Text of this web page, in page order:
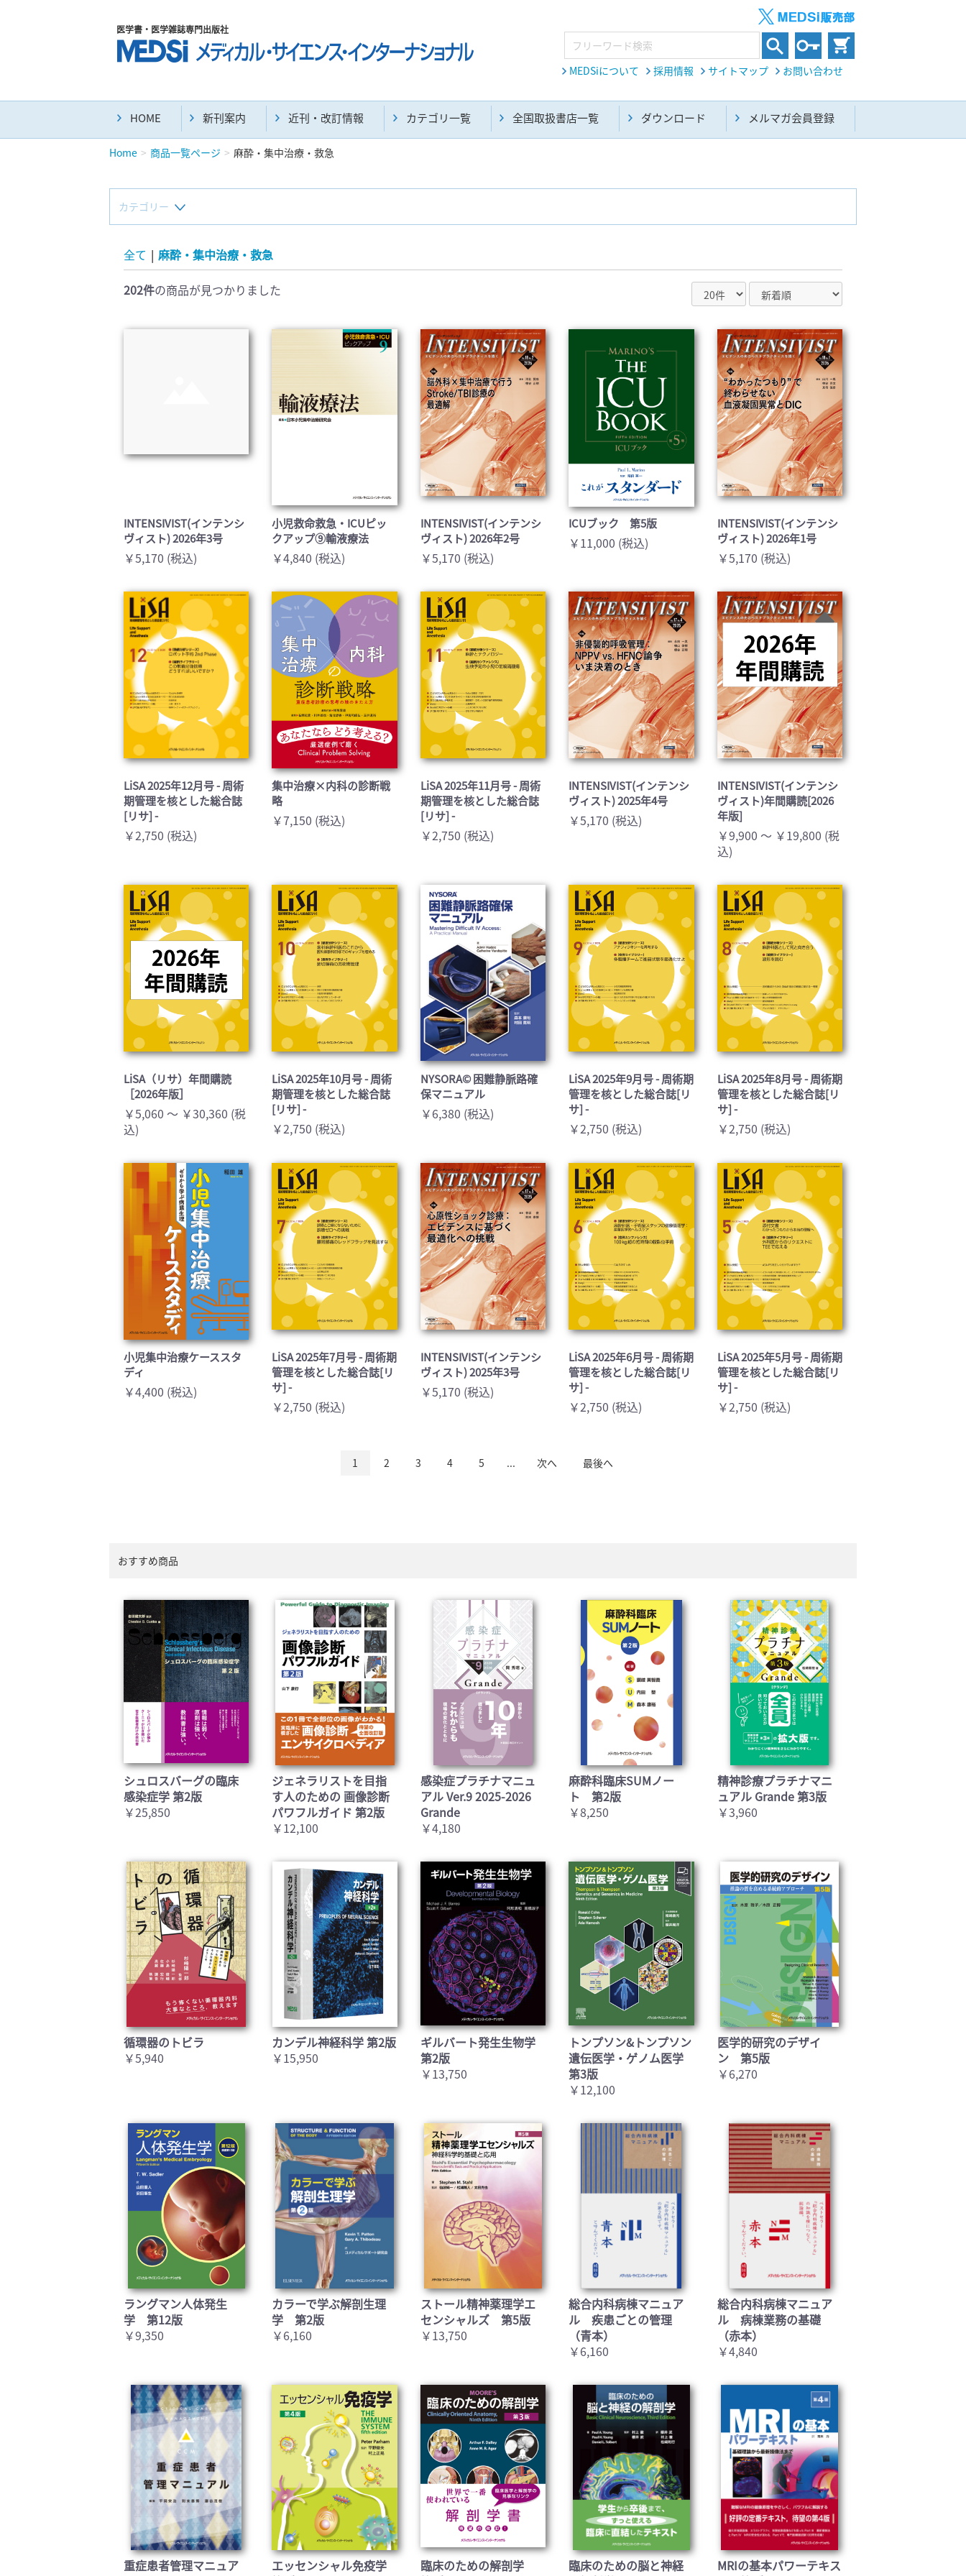
医学書・医学雑誌専門出版社
MEDSiについて 採用情報 サイトマップ お問い合わせ
HOME 新刊案内 近刊・改訂情報 カテゴリ一覧 全国取扱書店一覧 ダウンロード メルマガ会員登録
Home 商品一覧ページ 麻酔・集中治療・救急
カテゴリー
新刊(直近6ヶ月)(24)
マニュアル(39) 生命科学・関連書籍(38)
臨床医学:内科系(407) 臨床医学:外科系(249)
基礎医学(93)
看護学(21)
医療技術(16)
薬学(7)
保健・体育(1)
医学一般(91) マルチメディア(0)
全て | 麻酔・集中治療・救急
202件の商品が見つかりました
INTENSIVIST(インテンシ
ヴィスト) 2026年3号
￥5,170 (税込)
小児救命救急・ICUピッ
クアップ⑨輸液療法
￥4,840 (税込)
INTENSIVIST(インテンシ
ヴィスト) 2026年2号
￥5,170 (税込)
ICUブック 第5版
￥11,000 (税込)
INTENSIVIST(インテンシ
ヴィスト) 2026年1号
￥5,170 (税込)
LiSA 2025年12月号 - 周術
期管理を核とした総合誌
[リサ] -
￥2,750 (税込)
集中治療×内科の診断戦
略
￥7,150 (税込)
LiSA 2025年11月号 - 周術
期管理を核とした総合誌
[リサ] -
￥2,750 (税込)
INTENSIVIST(インテンシ
ヴィスト) 2025年4号
￥5,170 (税込)
INTENSIVIST(インテンシ
ヴィスト)年間購読[2026
年版]
￥9,900 ～ ￥19,800 (税
込)
LiSA（リサ）年間購読
［2026年版］
￥5,060 ～ ￥30,360 (税
込)
LiSA 2025年10月号 - 周術
期管理を核とした総合誌
[リサ] -
￥2,750 (税込)
NYSORA© 困難静脈路確
保マニュアル
￥6,380 (税込)
LiSA 2025年9月号 - 周術期
管理を核とした総合誌[リ
サ] -
￥2,750 (税込)
LiSA 2025年8月号 - 周術期
管理を核とした総合誌[リ
サ] -
￥2,750 (税込)
小児集中治療ケーススタ
ディ
￥4,400 (税込)
LiSA 2025年7月号 - 周術期
管理を核とした総合誌[リ
サ] -
￥2,750 (税込)
INTENSIVIST(インテンシ
ヴィスト) 2025年3号
￥5,170 (税込)
LiSA 2025年6月号 - 周術期
管理を核とした総合誌[リ
サ] -
￥2,750 (税込)
LiSA 2025年5月号 - 周術期
管理を核とした総合誌[リ
サ] -
￥2,750 (税込)
お買い物を続ける カートへ進む
1 2 3 4 5 ... 次へ 最後へ
おすすめ商品
シュロスバーグの臨床
感染症学 第2版
￥25,850
ジェネラリストを目指
す人のための 画像診断
パワフルガイド 第2版
￥12,100
感染症プラチナマニュ
アル Ver.9 2025-2026
Grande
￥4,180
麻酔科臨床SUMノー
ト 第2版
￥8,250
精神診療プラチナマニ
ュアル Grande 第3版
￥3,960
循環器のトビラ
￥5,940
カンデル神経科学 第2版
￥15,950
ギルバート発生生物学
第2版
￥13,750
トンプソン&トンプソン
遺伝医学・ゲノム医学
第3版
￥12,100
医学的研究のデザイ
ン 第5版
￥6,270
ラングマン人体発生
学 第12版
￥9,350
カラーで学ぶ解剖生理
学 第2版
￥6,160
ストール精神薬理学エ
センシャルズ 第5版
￥13,750
総合内科病棟マニュア
ル 疾患ごとの管理
（青本）
￥6,160
総合内科病棟マニュア
ル 病棟業務の基礎
（赤本）
￥4,840
重症患者管理マニュア
エッセンシャル免疫学
臨床のための解剖学
臨床のための脳と神経
MRIの基本パワーテキス